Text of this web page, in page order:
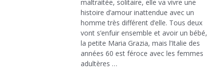
maltraitée, solitaire, elle va vivre une
histoire d’amour inattendue avec un
homme très différent d’elle. Tous deux
vont s’enfuir ensemble et avoir un bébé,
la petite Maria Grazia, mais l’Italie des
années 60 est féroce avec les femmes
adultères …